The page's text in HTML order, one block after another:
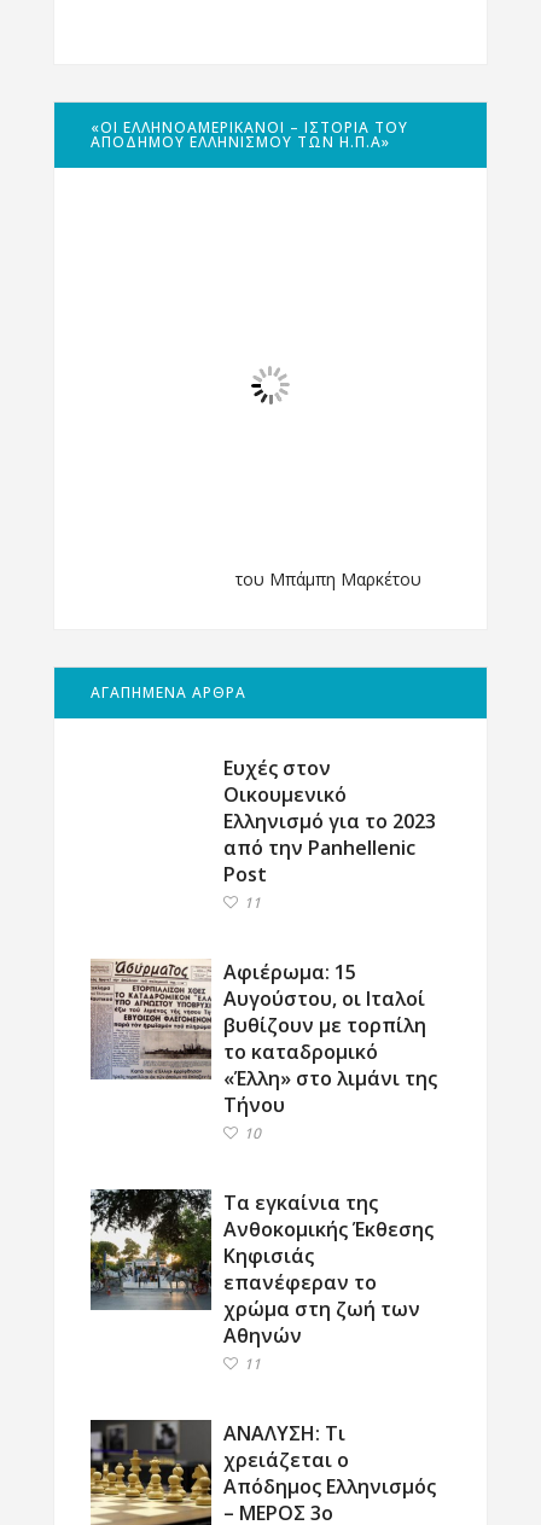
«ΟΙ ΕΛΛΗΝΟΑΜΕΡΙΚΑΝΟΊ – ΙΣΤΟΡΊΑ ΤΟΥ
ΑΠΌΔΗΜΟΥ ΕΛΛΗΝΙΣΜΟΎ ΤΩΝ Η.Π.Α»
του Μπάμπη Μαρκέτου
ΑΓΑΠΗΜΕΝΑ ΑΡΘΡΑ
Ευχές στον
Οικουμενικό
Ελληνισμό για το 2023
από την Panhellenic
Post
11
Αφιέρωμα: 15
Αυγούστου, οι Ιταλοί
βυθίζουν με τορπίλη
το καταδρομικό
«Έλλη» στο λιμάνι της
Τήνου
10
Τα εγκαίνια της
Ανθοκομικής Έκθεσης
Κηφισιάς
επανέφεραν το
χρώμα στη ζωή των
Αθηνών
11
ΑΝΑΛΥΣΗ: Τι
χρειάζεται ο
Απόδημος Ελληνισμός
– ΜΕΡΟΣ 3ο